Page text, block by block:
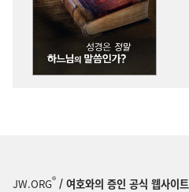
JW.ORG® / 여호와의 증인 공식 웹사이트